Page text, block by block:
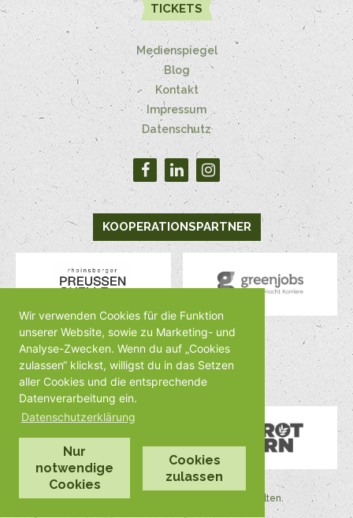
Wir verwenden Cookies für die Funktion
unserer Website, sowie zu Marketing- und
Analyse-Zwecken. Wenn du auf „Cookies
zulassen“ klickst, willigst du in das Setzen
aller Cookies und die entsprechende
Datenverarbeitung ein.
Datenschutzerklärung
Nur
notwendige
Cookies
Cookies
zulassen
TICKETS
Medienspiegel
Blog
Kontakt
Impressum
Datenschutz
KOOPERATIONSPARTNER
MEDIENPARTNER
©2026 by Veggienale Alle Rechte vorbehalten.